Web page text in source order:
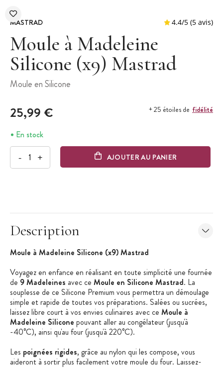
MASTRAD
Moule à Madeleine
Silicone (x9) Mastrad
Moule en Silicone
25,99 € + 25 étoiles de fidélité
En stock
- + AJOUTER AU PANIER
Description
Moule à Madeleine Silicone (x9) Mastrad
Voyagez en enfance en réalisant en toute simplicité une fournée
de 9 Madeleines avec ce Moule en Silicone Mastrad. La
souplesse de ce Silicone Premium vous permettra un démoulage
simple et rapide de toutes vos préparations. Salées ou sucrées,
laissez libre court à vos envies culinaires avec ce Moule à
Madeleine Silicone pouvant aller au congélateur (jusqu'à
-40°C), ainsi qu'au four (jusqu'à 220°C).
Les poignées rigides, grâce au nylon qui les compose, vous
aideront à sortir plus facilement votre moule du four. Laissez-